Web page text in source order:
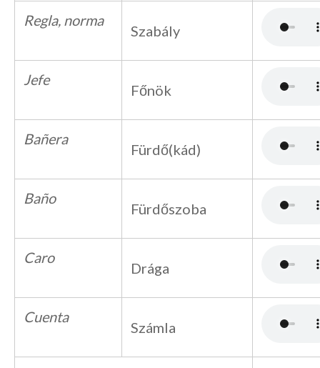
Regla, norma
Szabály
Jefe
Főnök
Bañera
Fürdő(kád)
Baño
Fürdőszoba
Caro
Drága
Cuenta
Számla